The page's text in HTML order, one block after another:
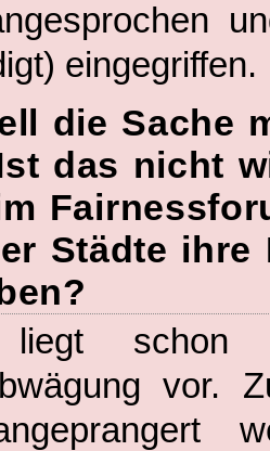
eingegriffen.
die Sache
das nicht
Städte ihre
schon
vor.